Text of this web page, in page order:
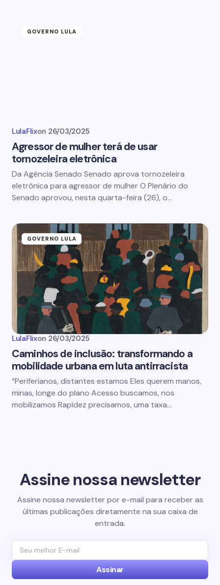
GOVERNO LULA
LulaFlixon 26/03/2025
Agressor de mulher terá de usar
tornozeleira eletrônica
Da Agência Senado Senado aprova tornozeleira
eletrônica para agressor de mulher O Plenário do
Senado aprovou, nesta quarta-feira (26), o…
GOVERNO LULA
LulaFlixon 26/03/2025
Caminhos de inclusão: transformando a
mobilidade urbana em luta antirracista
“Periferianos, distantes estamos Eles querem manos,
minas, longe do plano Acesso buscamos, nos
mobilizamos Rapidez precisamos, uma taxa…
Assine nossa newsletter
Assine nossa newsletter por e-mail para receber as
últimas publicações diretamente na sua caixa de
entrada.
Assinar